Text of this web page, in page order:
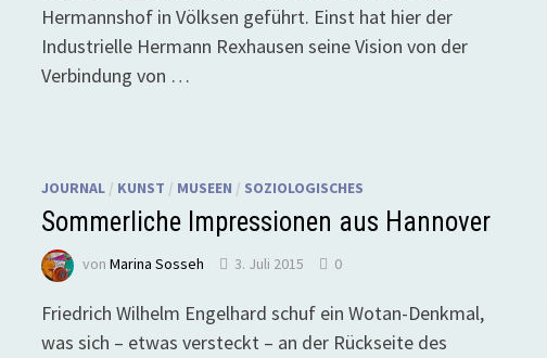
Hermannshof in Völksen geführt. Einst hat hier der
Industrielle Hermann Rexhausen seine Vision von der
Verbindung von …
JOURNAL / KUNST / MUSEEN / SOZIOLOGISCHES
Sommerliche Impressionen aus Hannover
vonMarina Sosseh 3. Juli 2015 0
Friedrich Wilhelm Engelhard schuf ein Wotan-Denkmal,
was sich – etwas versteckt – an der Rückseite des